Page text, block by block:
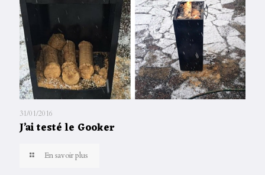
31/01/2016
J’ai testé le Gooker
En savoir plus